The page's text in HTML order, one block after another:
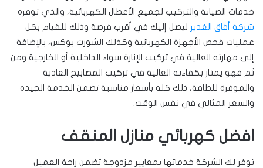
خدمات الصيانة والتركيب لجميع الأعطال الكهربائية، والذي توفره
شركة أفاق الغدير ليصل إليك في أقرب فرصة وذلك للقيام بكل
عمليات فحص الأجهزة الكهربائية وكذلك الشورت بوكس، بالإضافة
إلى مهارته العالية في تركيب الإنارة سواء الداخلية أو الخارجية ومن
ثم فهو يمتاز بكفاءته العالية في تركيب المصابيح العادية
والموفرة للطاقة، ذلك كله بأسعار مناسبة تضمن الخدمة الجيدة
والسعر المثالي في نفس الوقت.
افضل كهربائي منازل المنقف
توفر لك الشركة خدماتها بمعايير مزدوجة تضمن راحة العميل